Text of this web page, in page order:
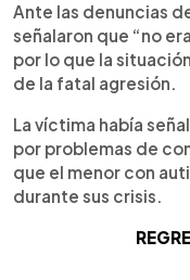
Ante las denuncias
señalaron que “no
por lo que la
de la fatal agresión.
La víctima había
por problemas de
que el menor con
durante sus crisis.